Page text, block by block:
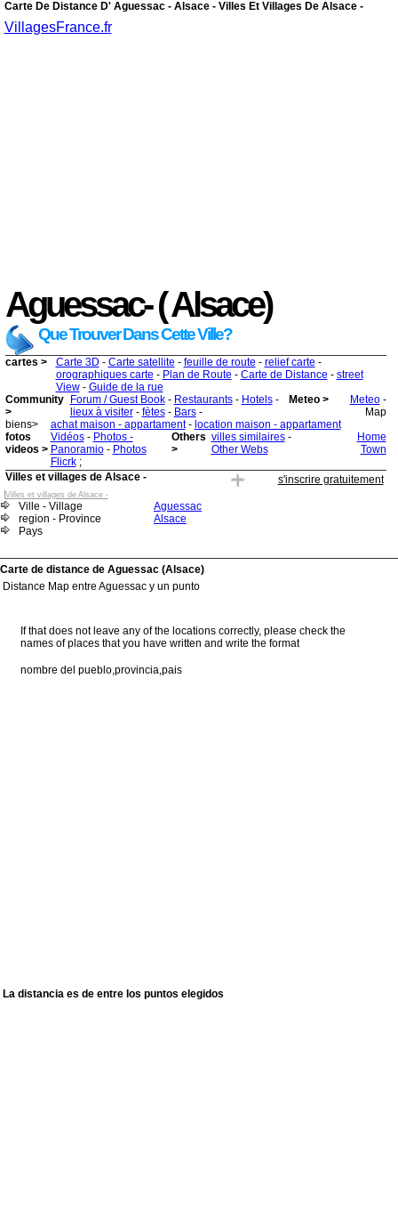
Carte De Distance D' Aguessac - Alsace - Villes Et Villages De Alsace -
VillagesFrance.fr
Aguessac- ( Alsace)
Que Trouver Dans Cette Ville?
cartes > Carte 3D - Carte satellite - feuille de route - relief carte -
orographiques carte - Plan de Route - Carte de Distance - street
View- Guide de la rue
Community
>
Forum / Guest Book- Restaurants- Hotels-
lieux à visiter- fètes- Bars-
Meteo > Meteo-
Map
biens>
achat maison - appartament- location maison - appartament
fotos
videos >
Vidéos- Photos -
Panoramio- Photos
Flicrk;
Others
>
villes similaires-
Other Webs
Home
Town
Villes et villages de Alsace - s'inscrire gratuitement
Villes et villages de Alsace -
Ville - Village
Aguessac
region - Province
Alsace
Pays
Carte de distance de Aguessac (Alsace)
Distance Map entre Aguessac y un punto
If that does not leave any of the locations correctly, please check the
names of places that you have written and write the format
nombre del pueblo,provincia,pais
La distancia es de entre los puntos elegidos